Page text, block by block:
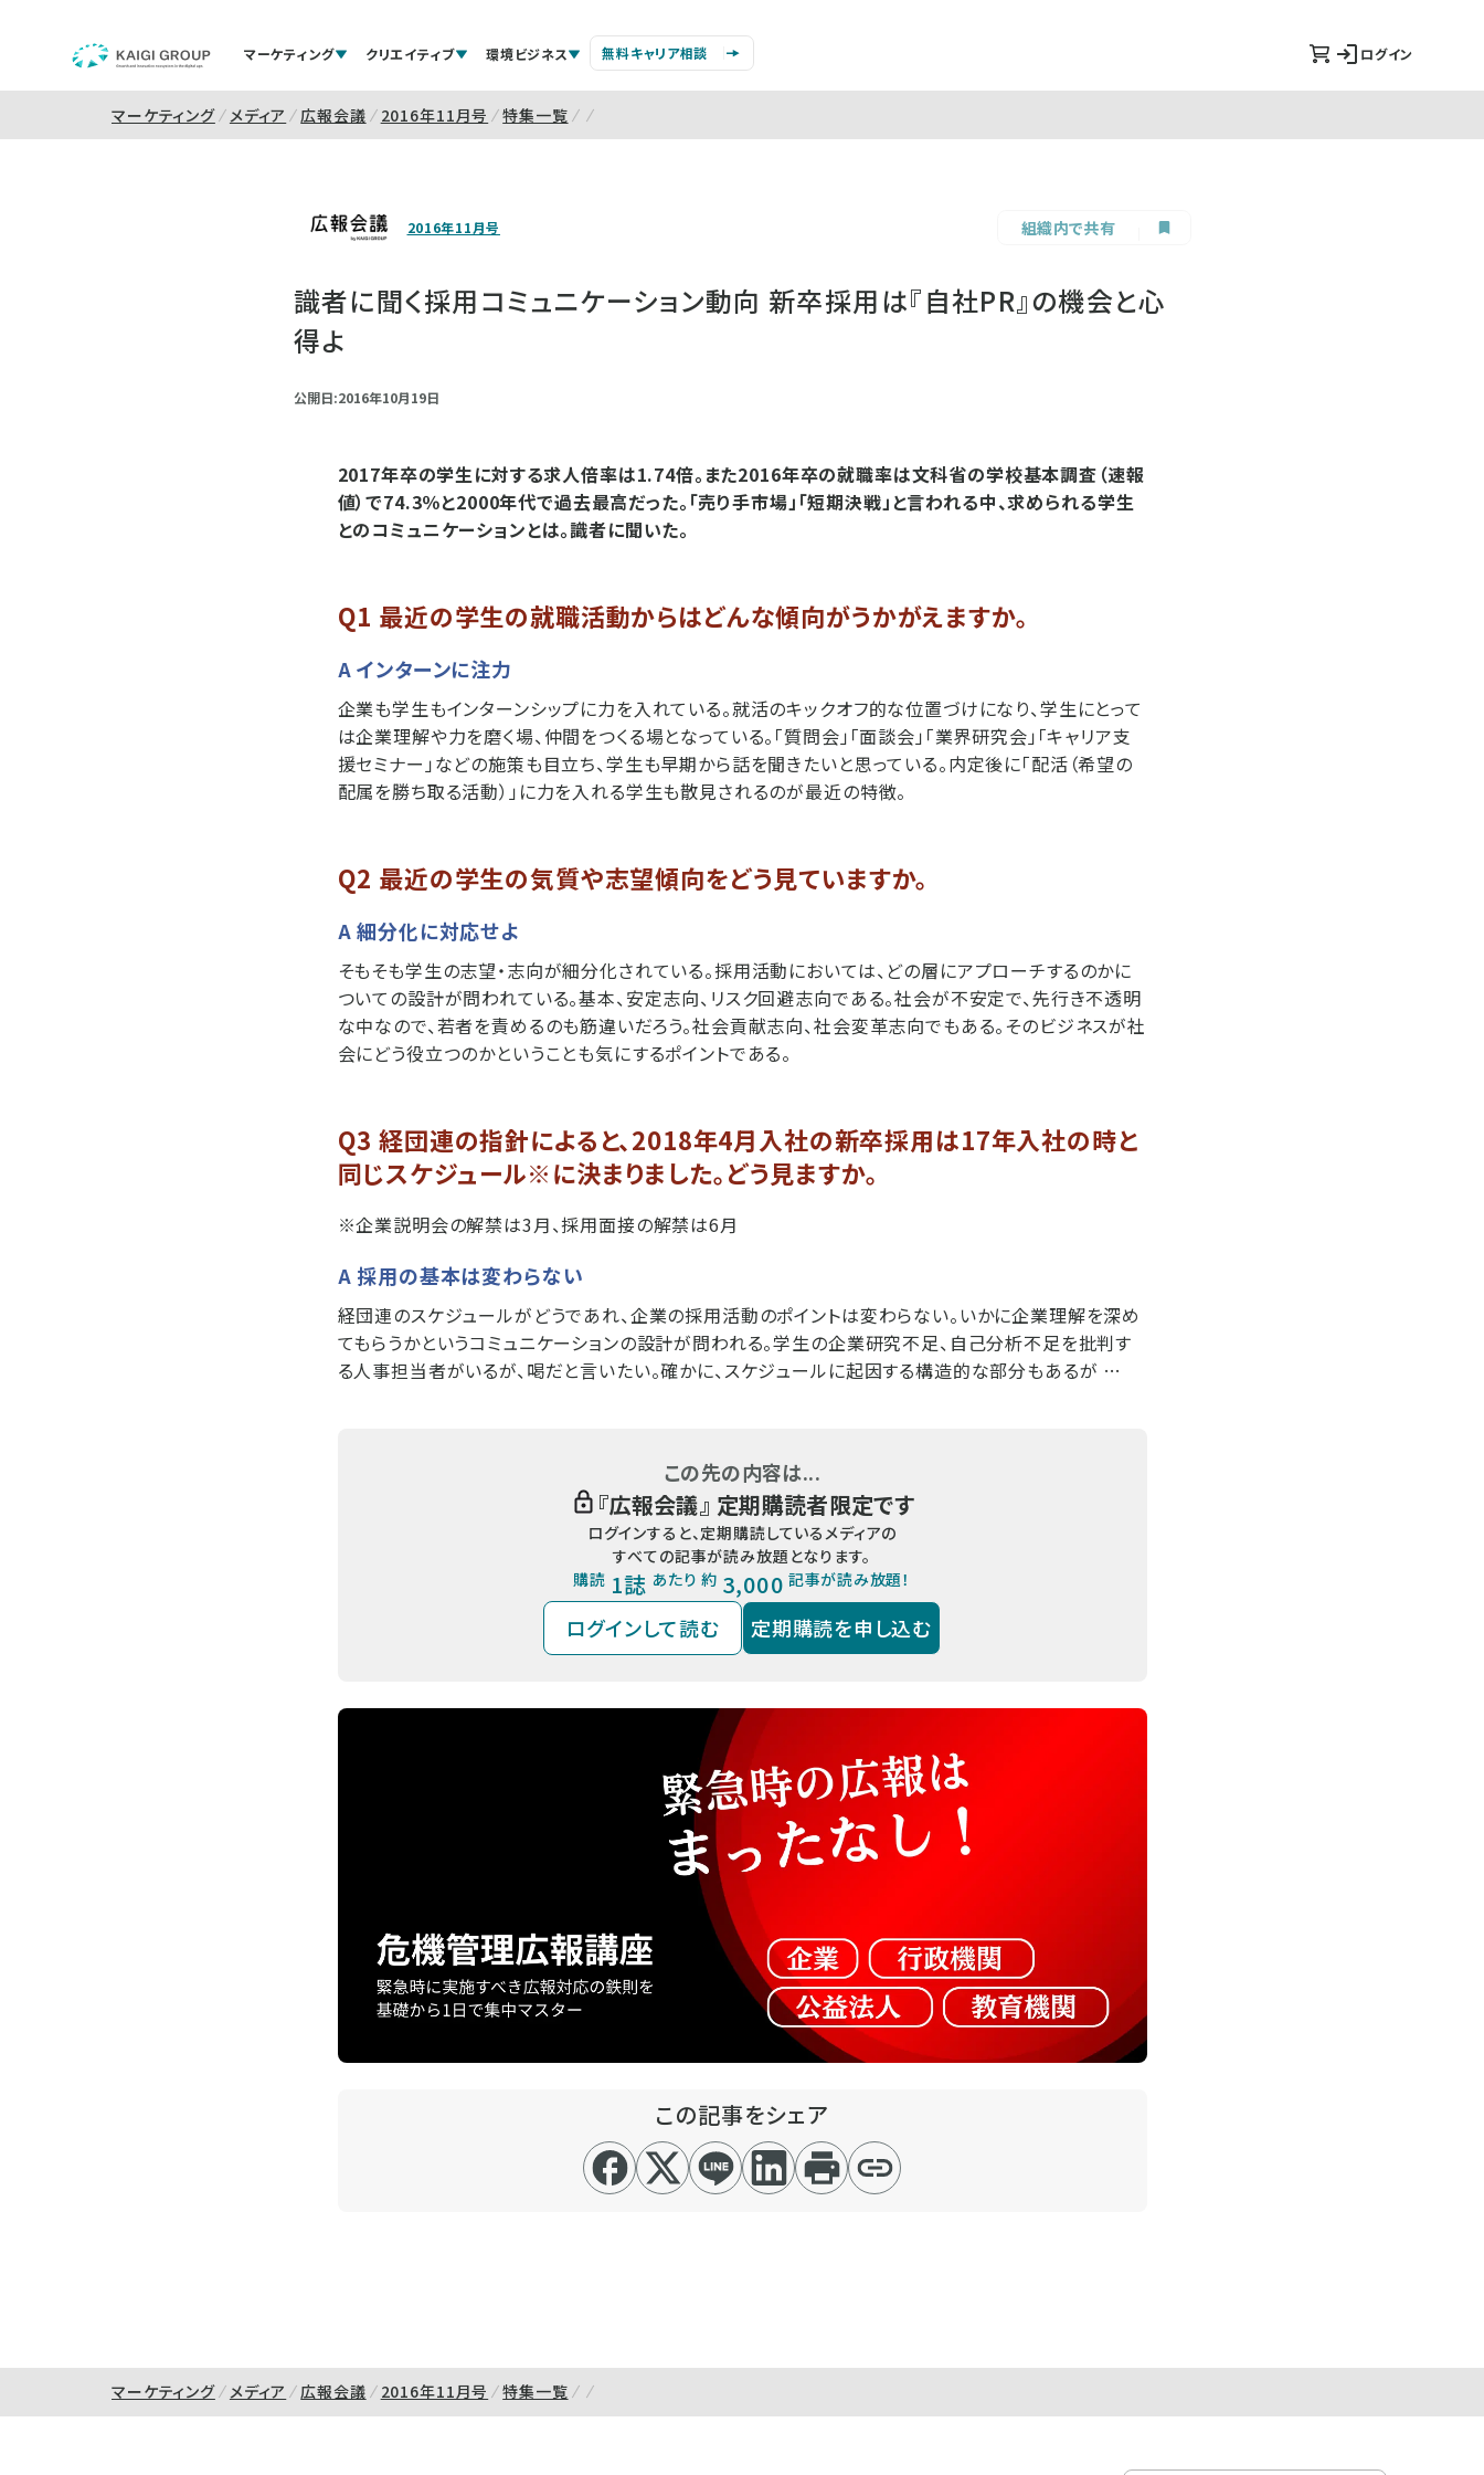
マーケティング クリエイティブ 環境ビジネス 無料キャリア相談 ログイン
マーケティング メディア 広報会議 2016年11月号 特集一覧
2016年11月号 組織内で共有
識者に聞く採用コミュニケーション動向 新卒採用は『自社PR』の機会と心
得よ
公開日:2016年10月19日
2017年卒の学生に対する求人倍率は1.74倍。また2016年卒の就職率は文科省の学校基本調査（速報
値）で74.3％と2000年代で過去最高だった。「売り手市場」「短期決戦」と言われる中、求められる学生
とのコミュニケーションとは。識者に聞いた。
Q1 最近の学生の就職活動からはどんな傾向がうかがえますか。
A インターンに注力
企業も学生もインターンシップに力を入れている。就活のキックオフ的な位置づけになり、学生にとって
は企業理解や力を磨く場、仲間をつくる場となっている。「質問会」「面談会」「業界研究会」「キャリア支
援セミナー」などの施策も目立ち、学生も早期から話を聞きたいと思っている。内定後に「配活（希望の
配属を勝ち取る活動）」に力を入れる学生も散見されるのが最近の特徴。
Q2 最近の学生の気質や志望傾向をどう見ていますか。
A 細分化に対応せよ
そもそも学生の志望・志向が細分化されている。採用活動においては、どの層にアプローチするのかに
ついての設計が問われている。基本、安定志向、リスク回避志向である。社会が不安定で、先行き不透明
な中なので、若者を責めるのも筋違いだろう。社会貢献志向、社会変革志向でもある。そのビジネスが社
会にどう役立つのかということも気にするポイントである。
Q3 経団連の指針によると、2018年4月入社の新卒採用は17年入社の時と
同じスケジュール※に決まりました。どう見ますか。
※企業説明会の解禁は3月、採用面接の解禁は6月
A 採用の基本は変わらない
経団連のスケジュールがどうであれ、企業の採用活動のポイントは変わらない。いかに企業理解を深め
てもらうかというコミュニケーションの設計が問われる。学生の企業研究不足、自己分析不足を批判す
る人事担当者がいるが、喝だと言いたい。確かに、スケジュールに起因する構造的な部分もあるが …
この先の内容は...
『広報会議』 定期購読者限定です
ログインすると、定期購読しているメディアの
すべての記事が読み放題となります。
購読 1誌 あたり 約 3,000 記事が読み放題！
ログインして読む 定期購読を申し込む
この記事をシェア
マーケティング メディア 広報会議 2016年11月号 特集一覧